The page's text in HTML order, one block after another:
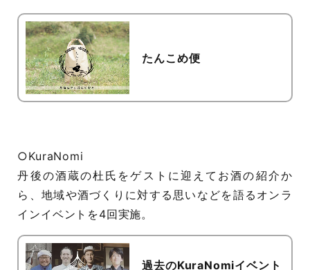
たんこめ便
○KuraNomi
丹後の酒蔵の杜氏をゲストに迎えてお酒の紹介か
ら、地域や酒づくりに対する思いなどを語るオンラ
インイベントを4回実施。
過去のKuraNomiイベント